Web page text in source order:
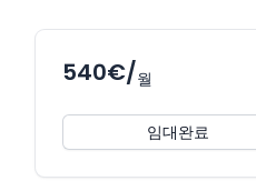
540€/월
임대완료